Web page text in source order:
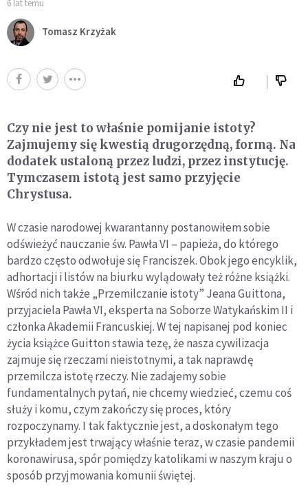
6 lat temu
Tomasz Krzyżak
Czy nie jest to właśnie pomijanie istoty?
Zajmujemy się kwestią drugorzędną, formą. Na
dodatek ustaloną przez ludzi, przez instytucję.
Tymczasem istotą jest samo przyjęcie
Chrystusa.
W czasie narodowej kwarantanny postanowiłem sobie
odświeżyć nauczanie św. Pawła VI – papieża, do którego
bardzo często odwołuje się Franciszek. Obok jego encyklik,
adhortacji i listów na biurku wylądowały też różne książki.
Wśród nich także „Przemilczanie istoty” Jeana Guittona,
przyjaciela Pawła VI, eksperta na Soborze Watykańskim II i
członka Akademii Francuskiej. W tej napisanej pod koniec
życia książce Guitton stawia tezę, że nasza cywilizacja
zajmuje się rzeczami nieistotnymi, a tak naprawdę
przemilcza istotę rzeczy. Nie zadajemy sobie
fundamentalnych pytań, nie chcemy wiedzieć, czemu coś
służy i komu, czym zakończy się proces, który
rozpoczynamy. I tak faktycznie jest, a doskonałym tego
przykładem jest trwający właśnie teraz, w czasie pandemii
koronawirusa, spór pomiędzy katolikami w naszym kraju o
sposób przyjmowania komunii świętej.